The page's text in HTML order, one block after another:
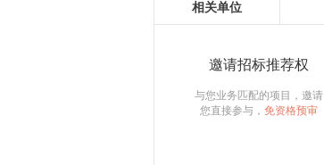
相关单位
邀请招标推荐权
与您业务匹配的项目，邀请
您直接参与， 免资格预审